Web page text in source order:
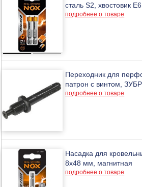
сталь S2, хвостовик
подробнее о товаре
Переходник для
патрон с винтом,
подробнее о товаре
Насадка для
8х48 мм, магнитная
подробнее о товаре